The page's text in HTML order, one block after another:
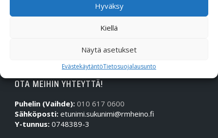
Hyväksy
Kiellä
Näytä asetukset
EvästekäytäntöTietosuojalausunto
OTA MEIHIN YHTEYTTÄ!
Puhelin (Vaihde): 010 617 0600
Sähköposti: etunimi.sukunimi@rmheino.fi
Y-tunnus: 0748389-3